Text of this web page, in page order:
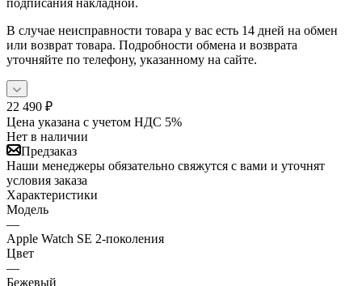
подписания накладной.
В случае неисправности товара у вас есть 14 дней на обмен
или возврат товара. Подробности обмена и возврата
уточняйте по телефону, указанному на сайте.
22 490 ₽
Цена указана с учетом НДС 5%
Нет в наличии
Предзаказ
Наши менеджеры обязательно свяжутся с вами и уточнят
условия заказа
Характеристики
Модель
—
Apple Watch SE 2-поколения
Цвет
—
Бежевый